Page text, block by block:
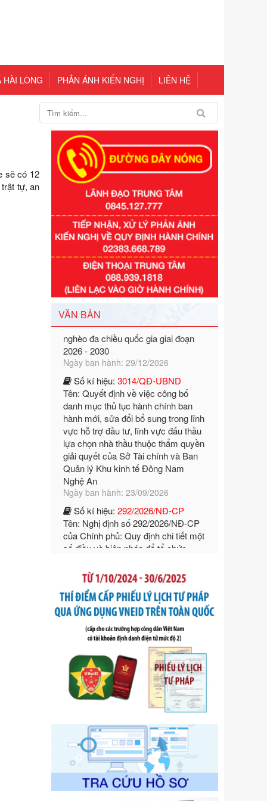
HÀI LÒNG PHẢN ÁNH KIẾN NGHỊ LIÊN HỆ
sẽ có 12
tự, an
VĂN BẢN
Số kí hiệu:351/2025/NĐ-CP
Tên: Nghị định số 351/2025/NĐ-CP
của Chính phủ: Quy định chuẩn
2026 - 2030
Ngày ban hành: 29/12/2026
Số kí hiệu:
3014/QĐ-UBND
Tên: Quyết định về việc công bố
hành mới, sửa đổi bổ sung trong lĩnh
vực hỗ trợ đầu tư, lĩnh vực đấu thầu
lựa chọn nhà thầu thuộc thẩm quyền
giải quyết của Sở Tài chính và Ban
Quản lý Khu kinh tế Đông Nam
Nghệ An
Ngày ban hành: 23/09/2026
Số kí hiệu:
292/2026/NĐ-CP
Tên: Nghị định số 292/2026/NĐ-CP
số điều và biện pháp để tổ chức,
hướng dẫn thi hành Luật Quản lý
ngoại thương
Ngày ban hành: 21/07/2026
Số kí hiệu:
Tên: Nghị định số 292/2026/NĐ-CP
của Chính phủ: Quy định chi tiết một
số điều và biện pháp để tổ chức,
hướng dẫn thi hành Luật Quản lý
ngoại thương
Ngày ban hành: 21/07/2026
Số kí hiệu:105/2026/TT-BTC
Tên: Thông tư số 105/2026/TT-BTC
của Bộ Tài chính: Bãi bỏ Thông tư số
87/2019/TT- BТC ngày 19 tháng 12
năm 2019 của Bộ trưởng Bộ Tài
chính hướng dẫn thực hiện xử phạt
vi phạm hành chính trong lĩnh vực
kho bạc nhà nước
Ngày ban hành: 21/07/2026
Số kí hiệu:291/2026/NĐ-CP
Tên: Nghị định số 291/2026/NĐ-CP